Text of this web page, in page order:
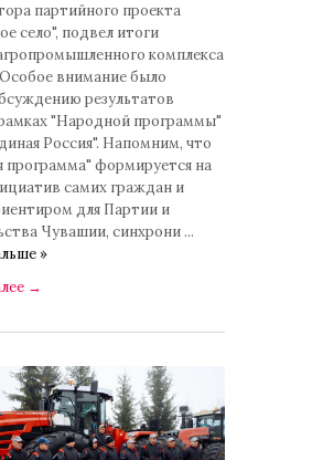
партийного проекта
село", подвел итоги
комплекса
внимание было
результатов
"Народной программы"
Россия". Напомним, что
программа" формируется на
самих граждан и
для Партии и
Чувашии, синхрони ...
»
→